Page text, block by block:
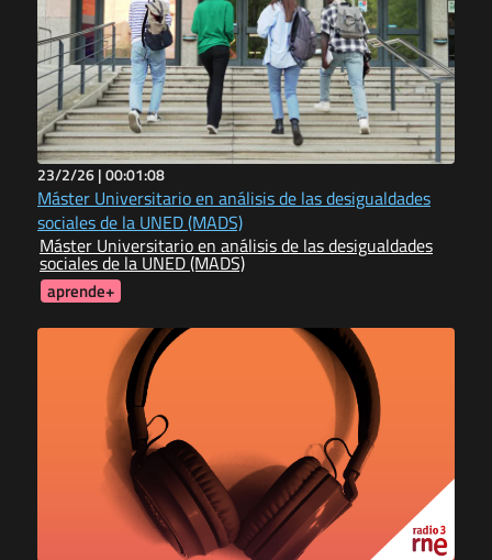
23/2/26 |00:01:08
Máster Universitario en análisis de las desigualdades
sociales de la UNED (MADS)
Máster Universitario en análisis de las desigualdades
sociales de la UNED (MADS)
aprende+